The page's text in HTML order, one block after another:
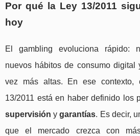
Por qué la Ley 13/2011
hoy
El gambling evoluciona rápido:
nuevos hábitos de consumo digital
vez más altas. En ese
13/2011 está en haber definido los
supervisión ygarantías. Es decir,
que el mercado crezca con